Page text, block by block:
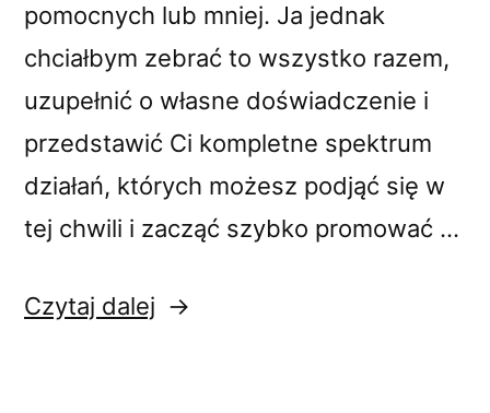
pomocnych lub mniej. Ja jednak
chciałbym zebrać to wszystko razem,
uzupełnić o własne doświadczenie i
przedstawić Ci kompletne spektrum
działań, których możesz podjąć się w
tej chwili i zacząć szybko promować …
Czytaj dalej „10